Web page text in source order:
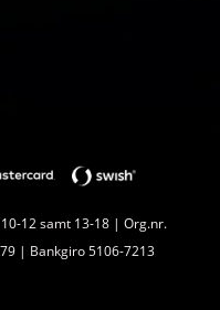
12 samt 13-18 | Org.nr.
| Bankgiro 5106-7213